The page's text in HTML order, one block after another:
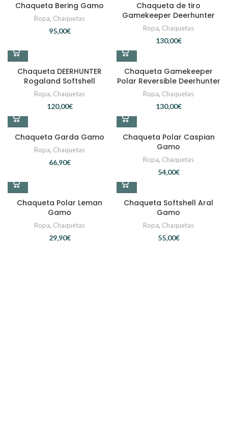
Chaqueta Bering Gamo
Ropa, Chaquetas
€
Chaqueta de tiro
Gamekeeper Deerhunter
Ropa, Chaquetas
€
Chaqueta DEERHUNTER
Rogaland Softshell
Ropa, Chaquetas
€
Chaqueta Gamekeeper
Polar Reversible Deerhunter
Ropa, Chaquetas
€
Chaqueta Garda Gamo
Ropa, Chaquetas
€
Chaqueta Polar Caspian
Gamo
Ropa, Chaquetas
€
Chaqueta Polar Leman
Gamo
Ropa, Chaquetas
€
Chaqueta Softshell Aral
Gamo
Ropa, Chaquetas
€